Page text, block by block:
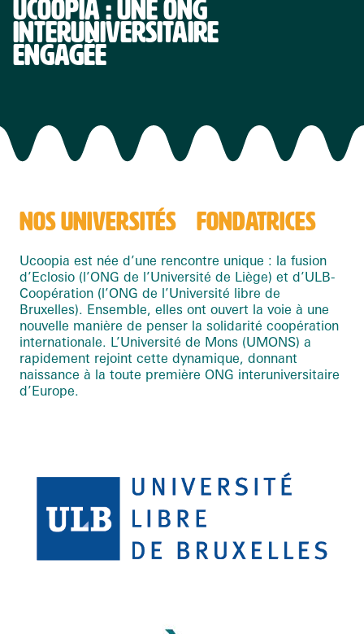
UCOOPIA : UNE ONG
INTERUNIVERSITAIRE
ENGAGÉE
NOS UNIVERSITÉS FONDATRICES
Ucoopia est née d’une rencontre unique : la fusion
d’Eclosio (l’ONG de l’Université de Liège) et d’ULB-
Coopération (l’ONG de l’Université libre de
Bruxelles). Ensemble, elles ont ouvert la voie à une
nouvelle manière de penser la solidarité coopération
internationale. L’Université de Mons (UMONS) a
rapidement rejoint cette dynamique, donnant
naissance à la toute première ONG interuniversitaire
d’Europe.